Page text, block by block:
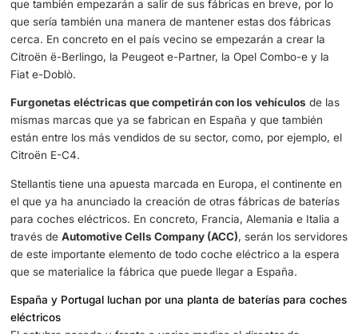
Elprincipal competidor de Españaen esta lucha por
una de las fábricas de mayor proyección de Europa es
El lugar de nacimiento del delegado de Stellantis, Carlos
Por lo tanto, la lucha entre estos dos países con
Portugal también tiene la asignación de algunos coches
que también empezarán a salir de sus fábricas en
cerca. En concreto en el país vecino se empezarán a
Citroën ë-Berlingo, la Peugeot e-Partner, la Opel
Fiat e-Doblò.
Furgonetas eléctricas que competirán con los
están entre los más vendidos de su sector, como, por
Citroën E-C4.